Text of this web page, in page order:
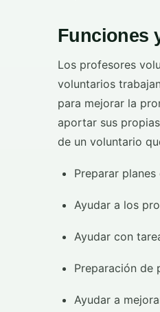
Funciones
Los profesores
voluntarios
para mejorar la
aportar sus
de un voluntario
Preparar
Ayudar a los
Ayudar con
Preparación de
Ayudar a